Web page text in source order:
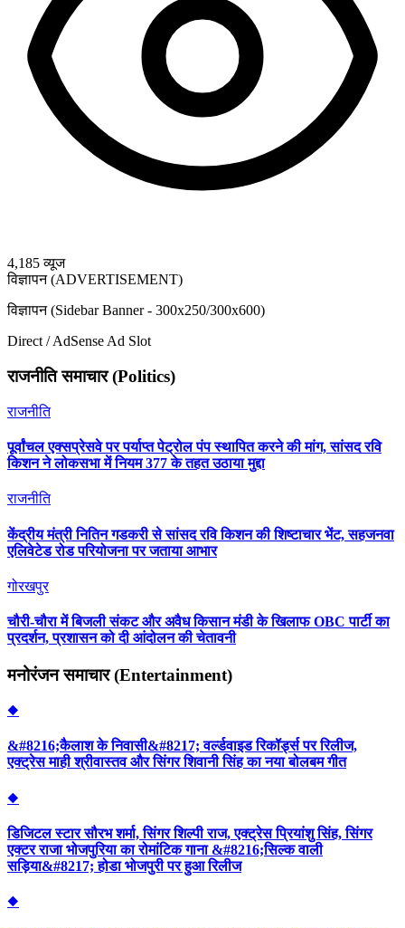
4,185व्यूज
विज्ञापन (ADVERTISEMENT)
विज्ञापन (Sidebar Banner - 300x250/300x600)
Direct / AdSense Ad Slot
राजनीति समाचार (Politics)
राजनीति
पूर्वांचल एक्सप्रेसवे पर पर्याप्त पेट्रोल पंप स्थापित करने की मांग, सांसद रवि
किशन ने लोकसभा में नियम 377 के तहत उठाया मुद्दा
राजनीति
केंद्रीय मंत्री नितिन गडकरी से सांसद रवि किशन की शिष्टाचार भेंट, सहजनवा
एलिवेटेड रोड परियोजना पर जताया आभार
गोरखपुर
चौरी-चौरा में बिजली संकट और अवैध किसान मंडी के खिलाफ OBC पार्टी का
प्रदर्शन, प्रशासन को दी आंदोलन की चेतावनी
मनोरंजन समाचार (Entertainment)
◆
&#8216;कैलाश के निवासी&#8217; वर्ल्डवाइड रिकॉर्ड्स पर रिलीज,
एक्ट्रेस माही श्रीवास्तव और सिंगर शिवानी सिंह का नया बोलबम गीत
◆
डिजिटल स्टार सौरभ शर्मा, सिंगर शिल्पी राज, एक्ट्रेस प्रियांशु सिंह, सिंगर
एक्टर राजा भोजपुरिया का रोमांटिक गाना &#8216;सिल्क वाली
सड़िया&#8217; होडा भोजपुरी पर हुआ रिलीज
◆